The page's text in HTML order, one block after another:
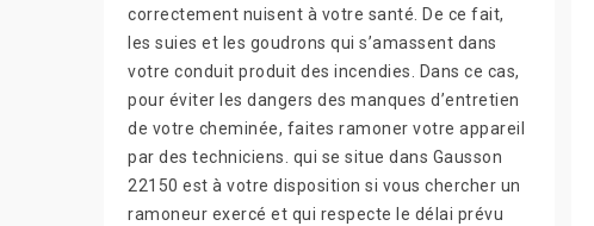
correctement nuisent à votre santé. De ce fait,
les suies et les goudrons qui s’amassent dans
votre conduit produit des incendies. Dans ce cas,
pour éviter les dangers des manques d’entretien
de votre cheminée, faites ramoner votre appareil
par des techniciens. qui se situe dans Gausson
22150 est à votre disposition si vous chercher un
ramoneur exercé et qui respecte le délai prévu